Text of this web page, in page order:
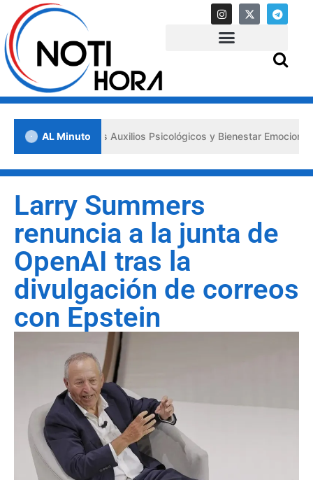
AL Minuto
los «Primeros Auxilios Psicológicos y Bienestar Emocional» ante
Larry Summers
renuncia a la junta de
OpenAI tras la
divulgación de correos
con Epstein